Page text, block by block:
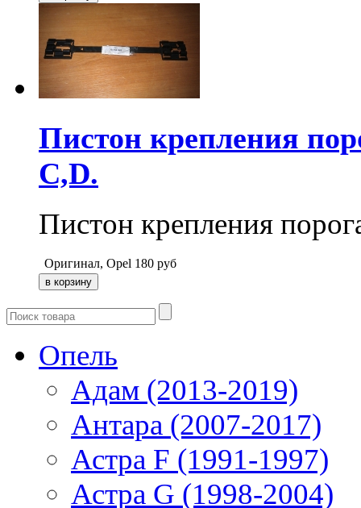
Пистон крепления
С,D.
Пистон крепления
Оригинал, Opel 180 руб
Опель
Адам (2013-2019)
Антара (2007-2017)
Астра F (1991-1997)
Астра G (1998-2004)